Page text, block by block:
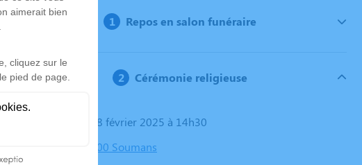
Repos en salon funéraire
Cérémonie religieuse
Le mardi 18 février 2025 à 14h30
Église, 23600 Soumans